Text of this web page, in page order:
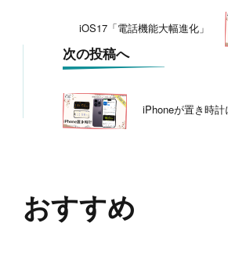
ゲ
iOS17「電話機能大幅進化」
次の投稿へ
iPhoneが置き時
おすすめ